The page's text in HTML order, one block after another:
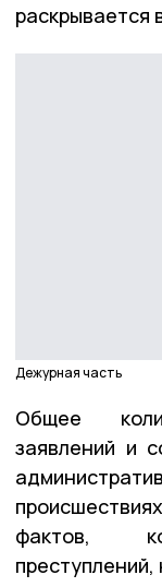
раскрывается
Дежурная часть
Общее
заявлений и
фактов,